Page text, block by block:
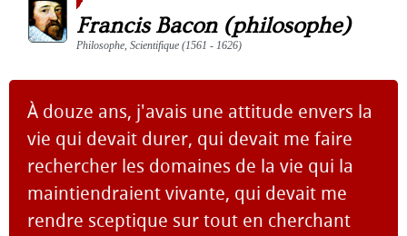
Francis Bacon (philosophe)
Philosophe, Scientifique (1561 - 1626)
À douze ans, j'avais une attitude envers la
vie qui devait durer, qui devait me faire
rechercher les domaines de la vie qui la
maintiendraient vivante, qui devait me
rendre sceptique sur tout en cherchant